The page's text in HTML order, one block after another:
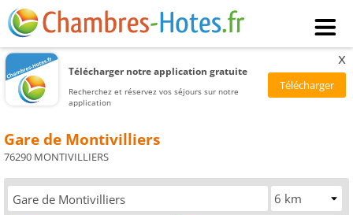
Télécharger notre application gratuite
Recherchez et réservez vos séjours sur notre
application
x
Gare de Montivilliers
76290 MONTIVILLIERS